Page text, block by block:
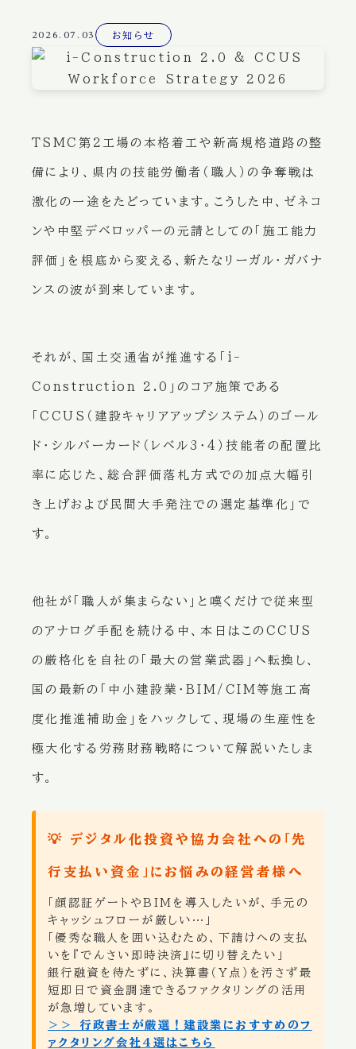
2026.07.03 お知らせ
TSMC第2工場の本格着工や新高規格道路の整
備により、県内の技能労働者（職人）の争奪戦は
激化の一途をたどっています。こうした中、ゼネコ
ンや中堅デベロッパーの元請としての「施工能力
評価」を根底から変える、新たなリーガル・ガバナ
ンスの波が到来しています。
それが、国土交通省が推進する「i-
Construction 2.0」のコア施策である
「CCUS（建設キャリアアップシステム）のゴール
ド・シルバーカード（レベル3・4）技能者の配置比
率に応じた、総合評価落札方式での加点大幅引
き上げおよび民間大手発注での選定基準化」 で
す。
他社が「職人が集まらない」と嘆くだけで従来型
のアナログ手配を続ける中、本日はこのCCUS
の厳格化を自社の「最大の営業武器」へ転換し、
国の最新の「中小建設業・BIM/CIM等施工高
度化推進補助金」をハックして、現場の生産性を
極大化する労務財務戦略について解説いたしま
す。
💡 デジタル化投資や協力会社への「先
行支払い資金」にお悩みの経営者様へ
「顔認証ゲートやBIMを導入したいが、手元の
キャッシュフローが厳しい…」
「優秀な職人を囲い込むため、下請けへの支払
いを『でんさい即時決済』に切り替えたい」
銀行融資を待たずに、決算書（Y点）を汚さず最
短即日で資金調達できるファクタリングの活用
が急増しています。
＞＞ 行政書士が厳選！建設業におすすめのフ
ァクタリング会社4選はこちら